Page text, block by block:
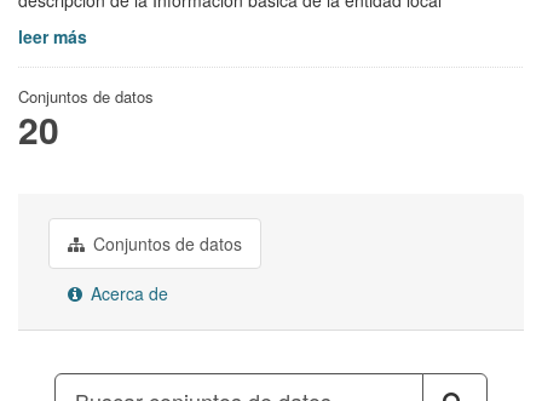
leer más
Conjuntos de datos
20
Conjuntos de datos
Acerca de